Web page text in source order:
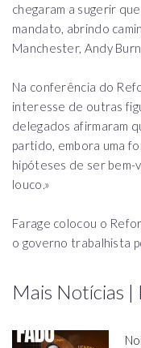
chegaram a sugerir
mandato, abrindo
Manchester, Andy
Na conferência do
interesse de outras
delegados afirmaram
partido, embora uma
hipóteses de ser bem-
louco.»
Farage colocou o
o governo trabalhista
Mais Notícias |